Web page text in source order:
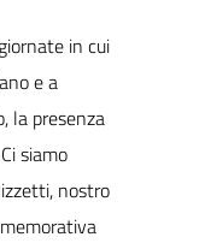
in cui
e a
la presenza
siamo
nostro